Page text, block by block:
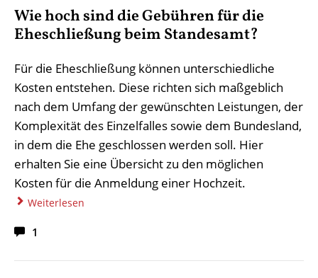
Wie hoch sind die Gebühren für die
Eheschließung beim Standesamt?
Für die Eheschließung können unterschiedliche
Kosten entstehen. Diese richten sich maßgeblich
nach dem Umfang der gewünschten Leistungen, der
Komplexität des Einzelfalles sowie dem Bundesland,
in dem die Ehe geschlossen werden soll. Hier
erhalten Sie eine Übersicht zu den möglichen
Kosten für die Anmeldung einer Hochzeit.
Weiterlesen
1